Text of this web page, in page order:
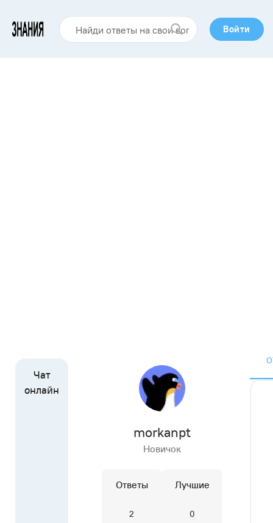
Войти
morkanpt
Новичок
Ответы
2
Лучшие
0